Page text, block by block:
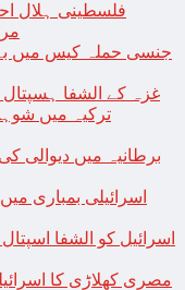
غزہ کے الشفا ہسپتال میں 179 لاشوں کی
برطانیہ میں دیوالی
اسرائیل کو الشفا
مصری کھلاڑی کا